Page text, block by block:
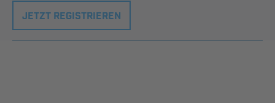
JETZT REGISTRIEREN